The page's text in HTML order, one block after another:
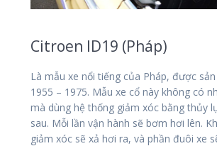
Citroen ID19 (Pháp)
Là mẫu xe nổi tiếng của Pháp, được
1955 – 1975. Mẫu xe cổ này không có
mà dùng hệ thống giảm xóc bằng thủy
sau. Mỗi lần vận hành sẽ bơm hơi lên.
giảm xóc sẽ xả hơi ra, và phần đuôi xe